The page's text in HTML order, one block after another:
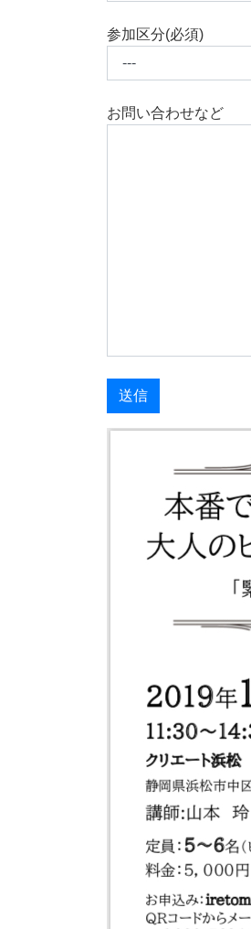
参加区分(必須)
お問い合わせなど